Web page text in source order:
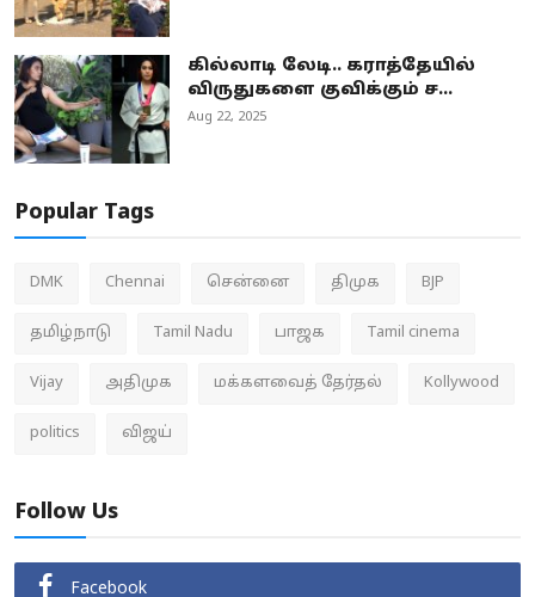
கில்லாடி லேடி.. கராத்தேயில்
விருதுகளை குவிக்கும் ச...
Aug 22, 2025
Popular Tags
DMK Chennai சென்னை திமுக BJP
தமிழ்நாடு Tamil Nadu பாஜக Tamil cinema
Vijay அதிமுக மக்களவைத் தேர்தல் Kollywood
politics விஜய்
Follow Us
Facebook